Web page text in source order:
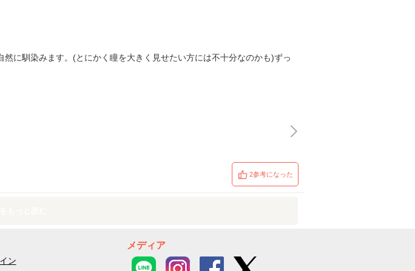
に馴染みます。(とにかく瞳を大きく見せたい方には不十分なのかも)ずっ
2参考になった
ン
メディア